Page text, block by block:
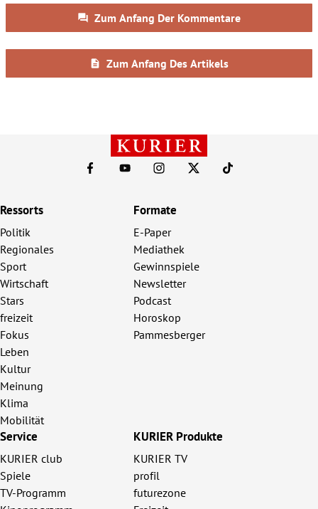
Ressorts
Politik
Regionales
Sport
Wirtschaft
Stars
freizeit
Fokus
Leben
Kultur
Meinung
Klima
Mobilität
Formate
E-Paper
Mediathek
Gewinnspiele
Newsletter
Podcast
Horoskop
Pammesberger
Service
KURIER club
Spiele
TV-Programm
KURIER Produkte
KURIER TV
profil
futurezone